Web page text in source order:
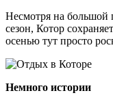
Несмотря на большой
сезон, Котор
осенью тут просто
Немного истории